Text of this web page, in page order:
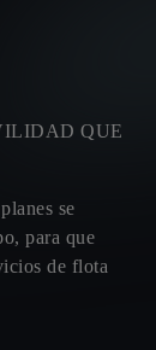
QUE
se
para que
de flota